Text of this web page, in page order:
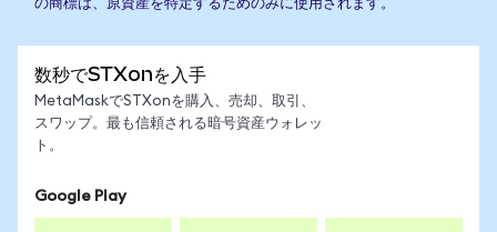
の商標は、原資産を特定するためのみに使用されます。
数秒でSTXonを入手
MetaMaskでSTXonを購入、売却、取引、
スワップ。最も信頼される暗号資産ウォレッ
ト。
Google Play